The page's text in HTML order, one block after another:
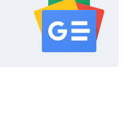
google news